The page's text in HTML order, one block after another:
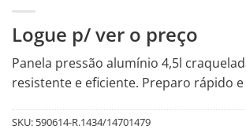
Logue p/ ver o preço
Panela pressão alumínio 4,5l
resistente e eficiente. Preparo rápido
SKU: 590614-R.1434/14701479